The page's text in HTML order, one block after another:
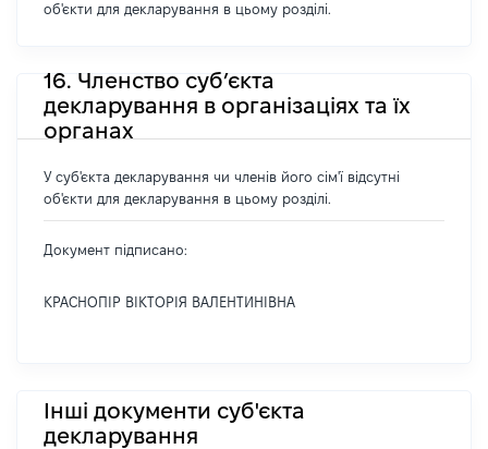
об'єкти для декларування в цьому розділі.
16. Членство суб’єкта
декларування в організаціях та їх
органах
У суб'єкта декларування чи членів його сім'ї відсутні
об'єкти для декларування в цьому розділі.
Документ підписано:
КРАСНОПІР ВІКТОРІЯ ВАЛЕНТИНІВНА
Інші документи суб'єкта
декларування